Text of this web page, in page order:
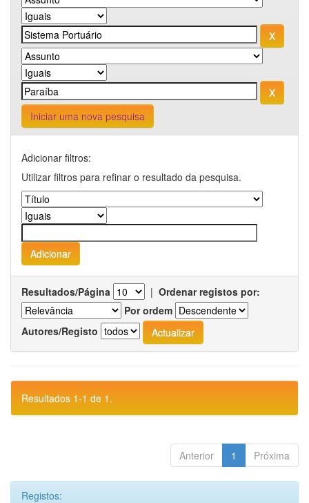
Iniciar uma nova pesquisa
Adicionar filtros:
Utilizar filtros para refinar o resultado da pesquisa.
Resultados/Página | Ordenar registos por:
Por ordem
Autores/Registo
Resultados 1-1 de 1.
Anterior 1 Próxima
Registos: